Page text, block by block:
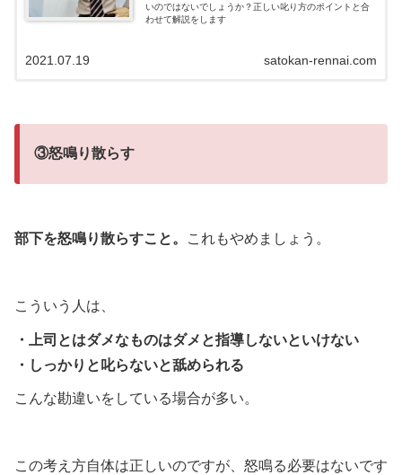
いのではないでしょうか？正しい叱り方のポイントと合
わせて解説をします
satokan-rennai.com
2021.07.19
③怒鳴り散らす
部下を怒鳴り散らすこと。 これもやめましょう。
こういう人は、
・上司とはダメなものはダメと指導しないといけない
・しっかりと叱らないと舐められる
こんな勘違いをしている場合が多い。
この考え方自体は正しいのですが、怒鳴る必要はないです